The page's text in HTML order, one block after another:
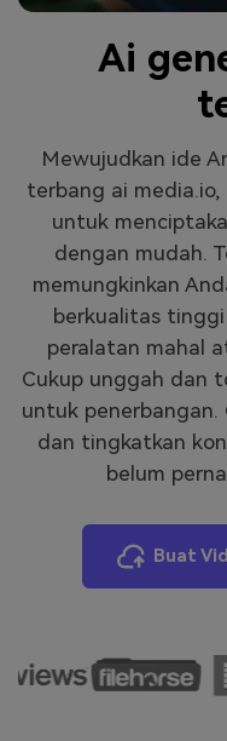
FAQs
Postingan
Jelajahi Lebih
Ai
Mewujudkan ide
terbang ai
untuk
dengan mudah.
memungkinkan
berkualitas
peralatan mahal
Cukup unggah dan
untuk
dan tingkatkan
belum
Buat